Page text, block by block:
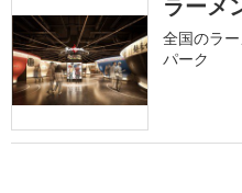
全国のラ
パーク